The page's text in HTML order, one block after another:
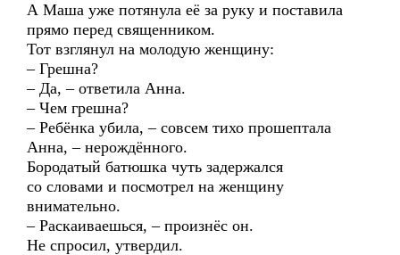
А Маша уже потянула её за руку и поставила
прямо перед священником.
Тот взглянул на молодую женщину:
– Грешна?
– Да, – ответила Анна.
– Чем грешна?
– Ребёнка убила, – совсем тихо прошептала
Анна, – нерождённого.
Бородатый батюшка чуть задержался
со словами и посмотрел на женщину
внимательно.
– Раскаиваешься, – произнёс он.
Не спросил, утвердил.